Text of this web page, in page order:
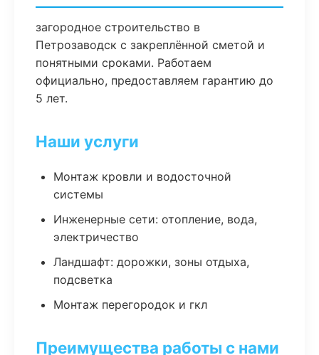
загородное строительство в
Петрозаводск с закреплённой сметой и
понятными сроками. Работаем
официально, предоставляем гарантию до
5 лет.
Наши услуги
Монтаж кровли и водосточной
системы
Инженерные сети: отопление, вода,
электричество
Ландшафт: дорожки, зоны отдыха,
подсветка
Монтаж перегородок и гкл
Преимущества работы с нами